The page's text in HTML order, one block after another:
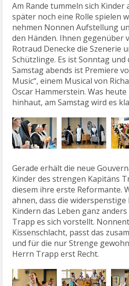
Am Rande tummeln sich Kinder
später noch eine Rolle spielen
nehmen Nonnen Aufstellung
den Händen. Ihnen gegenüber
Rotraud Denecke die Szenerie
Schützlinge. Es ist Sonntag und
Samstag abends ist Premiere
Music“, einem Musical von
Oscar Hammerstein. Was
hinhaut, am Samstag wird es
Gerade erhält die neue
Kinder des strengen Kapitäns
diesem ihre erste Reformante.
ahnen, dass die
Kindern das Leben ganz
Trapp es sich vorstellt.
Kissenschlacht, passt das
und für die nur Strenge
Herrn Trapp erst Recht.